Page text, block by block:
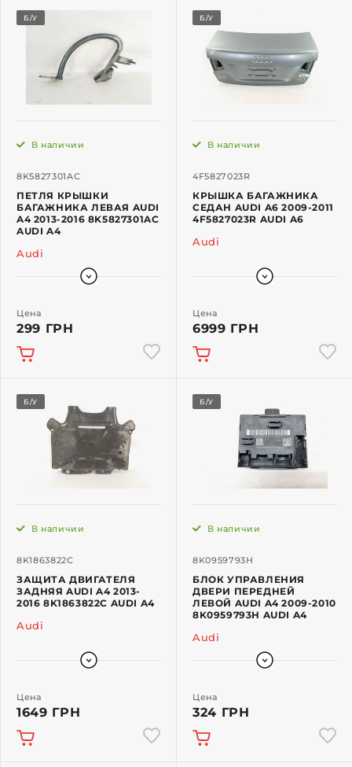
Б/У
8K5827301AC
В наличии
ПЕТЛЯ КРЫШКИ
БАГАЖНИКА ЛЕВАЯ AUDI
A4 2013-2016 8K5827301AC
AUDI A4
Audi
Цена
299 ГРН
Б/У
4F5827023R
В наличии
КРЫШКА БАГАЖНИКА
СЕДАН AUDI A6 2009-2011
4F5827023R AUDI A6
Audi
Цена
6999 ГРН
Б/У
8K1863822C
В наличии
ЗАЩИТА ДВИГАТЕЛЯ
ЗАДНЯЯ AUDI A4 2013-
2016 8K1863822C AUDI A4
Audi
Цена
1649 ГРН
Б/У
8K0959793H
В наличии
БЛОК УПРАВЛЕНИЯ
ДВЕРИ ПЕРЕДНЕЙ
ЛЕВОЙ AUDI A4 2009-2010
8K0959793H AUDI A4
Audi
Цена
324 ГРН